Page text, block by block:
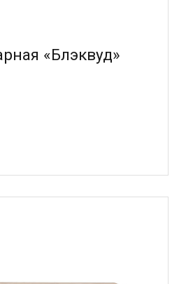
«Блэквуд»